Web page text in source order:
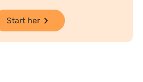
Start her